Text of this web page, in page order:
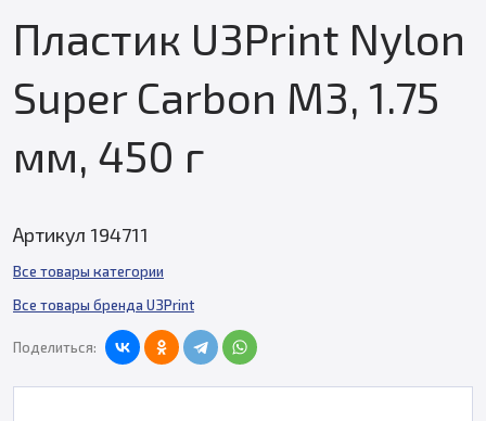
Пластик U3Print Nylon
Super Carbon M3, 1.75
мм, 450 г
Артикул 194711
Все товары категории
Все товары бренда U3Print
Поделиться: